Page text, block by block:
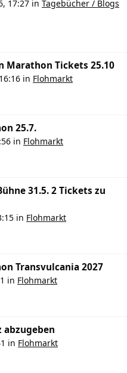
17:27 in Tagebücher / Blogs
Marathon Tickets 25.10
in Flohmarkt
25.7.
in Flohmarkt
31.5. 2 Tickets zu
in Flohmarkt
Transvulcania 2027
in Flohmarkt
in Flohmarkt